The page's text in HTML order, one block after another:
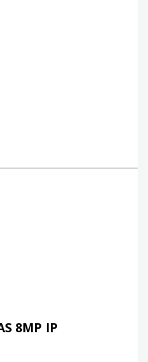
8MP IP